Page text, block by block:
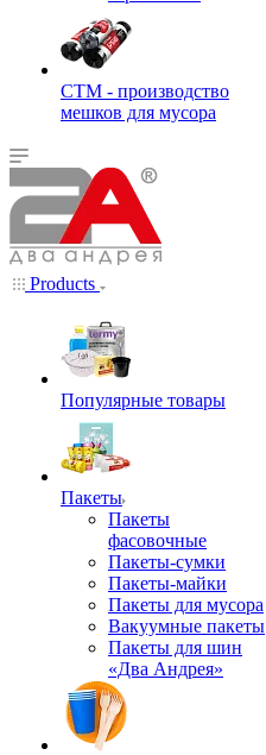
СТМ - производство
мешков для мусора
Products
Популярные товары
Пакеты
Пакеты
фасовочные
Пакеты-сумки
Пакеты-майки
Пакеты для мусора
Вакуумные пакеты
Пакеты для шин
«Два Андрея»